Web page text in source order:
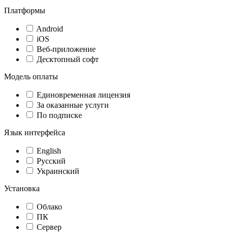
Платформы
Android
iOS
Веб-приложение
Десктопный софт
Модель оплаты
Единовременная лицензия
За оказанные услуги
По подписке
Язык интерфейса
English
Русский
Украинский
Установка
Облако
ПК
Сервер